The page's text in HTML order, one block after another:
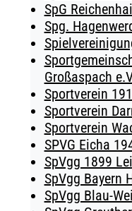
SpG
Spg.
Großaspach
Sportverein
Sportverein
Sportverein
SPVG Eicha
SpVgg 1899
SpVgg Bayern
SpVgg Blau-